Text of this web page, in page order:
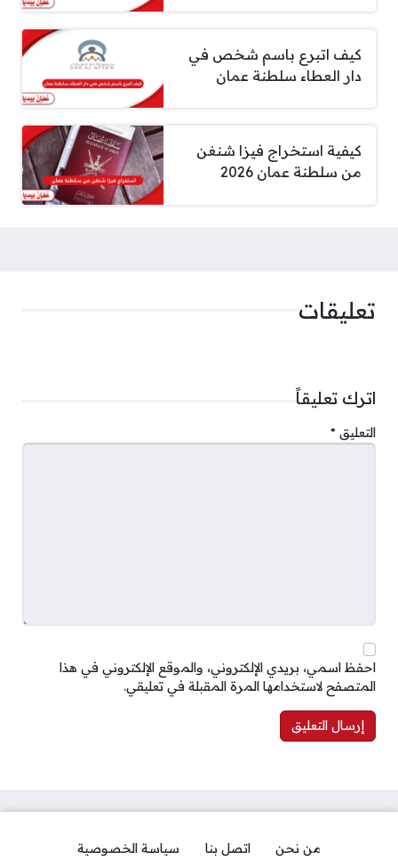
كيف اتبرع باسم شخص في
دار العطاء سلطنة عمان
كيفية استخراج فيزا شنغن
من سلطنة عمان 2026
تعليقات
اترك تعليقاً
التعليق *
احفظ اسمي، بريدي الإلكتروني، والموقع الإلكتروني في هذا
المتصفح لاستخدامها المرة المقبلة في تعليقي.
من نحن اتصل بنا سياسة الخصوصية